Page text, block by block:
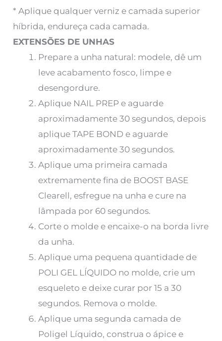
* Aplique qualquer verniz e camada superior
híbrida, endureça cada camada.
EXTENSÕES DE UNHAS
Prepare a unha natural: modele, dê um
leve acabamento fosco, limpe e
desengordure.
Aplique NAIL PREP e aguarde
aproximadamente 30 segundos, depois
aplique TAPE BOND e aguarde
aproximadamente 30 segundos.
Aplique uma primeira camada
extremamente fina de BOOST BASE
Clearell, esfregue na unha e cure na
lâmpada por 60 segundos.
Corte o molde e encaixe-o na borda livre
da unha.
Aplique uma pequena quantidade de
POLI GEL LÍQUIDO no molde, crie um
esqueleto e deixe curar por 15 a 30
segundos. Remova o molde.
Aplique uma segunda camada de
Poligel Líquido, construa o ápice e